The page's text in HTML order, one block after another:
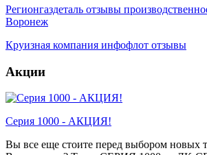
Регионгаздеталь отзывы
Воронеж
Круизная компания инфофлот отзывы
Акции
Серия 1000 - АКЦИЯ!
Вы все еще стоите перед выбором новых